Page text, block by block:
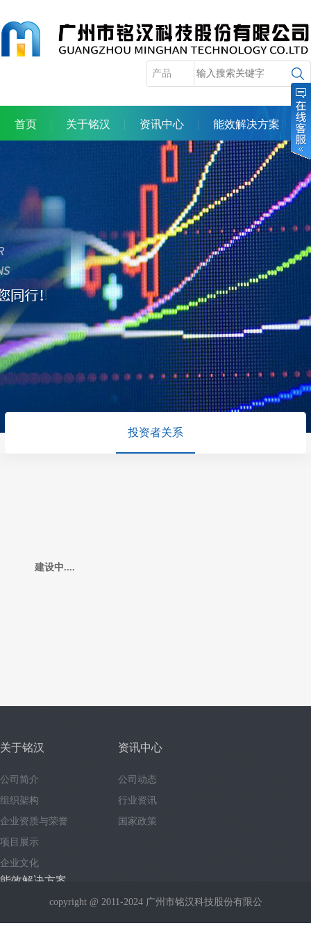
首页 关于铭汉 资讯中心 能效解决方案
合作机会 人力资源
投资者关系 联系我们
投资者关系
建设中....
关于铭汉
公司简介
组织架构
企业资质与荣誉
项目展示
企业文化
资讯中心
公司动态
行业资讯
国家政策
能效解决方案
copyright @ 2011-2024 广州市铭汉科技股份有限公